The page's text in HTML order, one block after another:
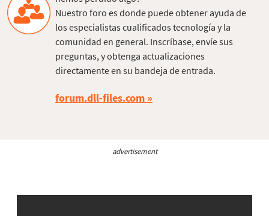
Nuestro foro es donde puede obtener ayuda de
los especialistas cualificados tecnología y la
comunidad en general. Inscríbase, envíe sus
preguntas, y obtenga actualizaciones
directamente en su bandeja de entrada.
forum.dll-files.com
advertisement